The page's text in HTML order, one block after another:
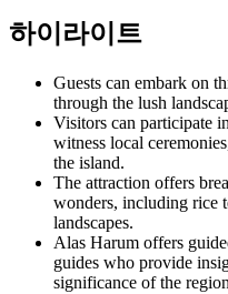
하이라이트
Guests can embark on
through the lush
Visitors can participate
witness local
the island.
The attraction offers
wonders, including rice
landscapes.
Alas Harum offers
guides who provide
significance of the